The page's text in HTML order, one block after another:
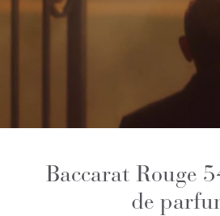
Baccarat Rouge
de